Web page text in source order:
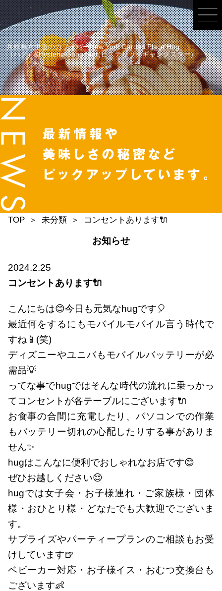
兵庫県六甲道のカフェバーNew York Garden Place Hug
（ハグ）&Hysteric Gang Star(ヒステリックギャングスター)
TOP 未分類 コンセントあります🔌
お知らせ
2024.2.25
コンセントあります🔌
こんにちは😊今日も元気なhugです🎈
最近何をするにもモバイルモバイル言う時代で
すね📱(笑)
ディズニーやユニバもモバイルバッテリーが必
需品💡
ってな事でhugではそんな時代の流れに乗っかっ
てコンセントが各テーブルにございます🔌
お食事の合間に充電したり、パソコンでの作業
もバッテリー切れの心配したりする事がありま
せん✨
hugはこんなに便利でおしゃれなお店です😊
ぜひお越しください😌
hugでは女子会・お子様連れ・ご家族様・団体
様・おひとり様・どなたでも大歓迎でございま
す。
サプライズやパーティープランのご相談もお受
けしています🍺
ベビーカー対応・お子様イス・おむつ交換台も
ございます👶